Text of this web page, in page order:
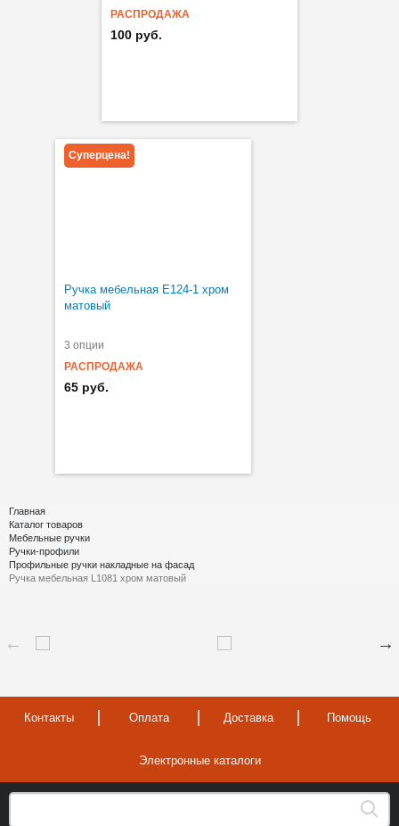
РАСПРОДАЖА
100 руб.
Суперцена!
Ручка мебельная Е124-1 хром
матовый
3 опции
РАСПРОДАЖА
65 руб.
Главная
Каталог товаров
Мебельные ручки
Ручки-профили
Профильные ручки накладные на фасад
Ручка мебельная L1081 хром матовый
Контакты Оплата Доставка Помощь
Электронные каталоги